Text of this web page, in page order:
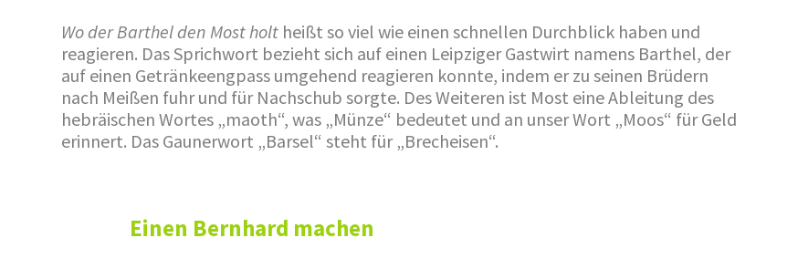
Wo der Barthel den Most holt heißt so viel wie einen schnellen Durchblick haben und
reagieren. Das Sprichwort bezieht sich auf einen Leipziger Gastwirt namens Barthel, der
auf einen Getränkeengpass umgehend reagieren konnte, indem er zu seinen Brüdern
nach Meißen fuhr und für Nachschub sorgte. Des Weiteren ist Most eine Ableitung des
hebräischen Wortes „maoth“, was „Münze“ bedeutet und an unser Wort „Moos“ für Geld
erinnert. Das Gaunerwort „Barsel“ steht für „Brecheisen“.
Einen Bernhard machen